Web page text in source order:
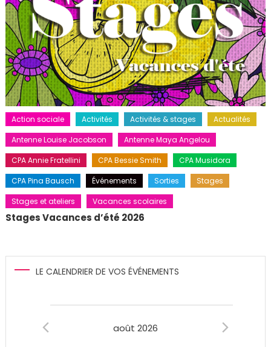
Action sociale Activités Activités & stages
Actualités
Antenne Louise Jacobson
Antenne Maya Angelou
CPA Annie Fratellini
CPA Bessie Smith
CPA Musidora
CPA Pina Bausch
Événements Sorties
Stages
Stages et ateliers
Vacances scolaires
Stages Vacances d’été 2026
LE CALENDRIER DE VOS ÉVÉNEMENTS
août 2026